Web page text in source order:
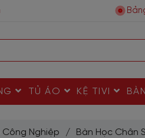
TỦ ÁO KỆ TIVI
Công Nghiệp / Bàn Học Chân